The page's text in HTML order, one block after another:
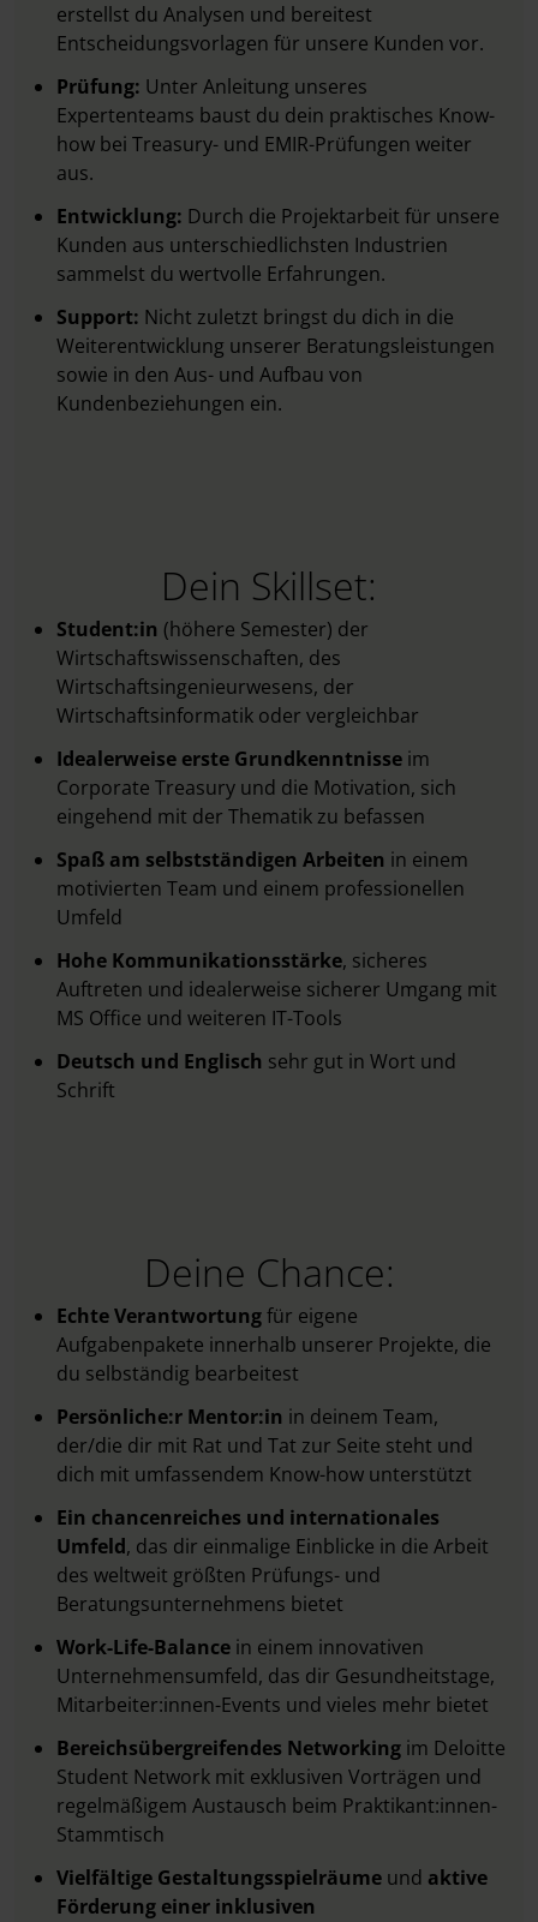
erstellst du Analysen und bereitest
Entscheidungsvorlagen für unsere Kunden vor.
Prüfung: Unter Anleitung unseres
Expertenteams baust du dein praktisches Know-
how bei Treasury- und EMIR-Prüfungen weiter
aus.
Entwicklung: Durch die Projektarbeit für unsere
Kunden aus unterschiedlichsten Industrien
sammelst du wertvolle Erfahrungen.
Support: Nicht zuletzt bringst du dich in die
Weiterentwicklung unserer Beratungsleistungen
sowie in den Aus- und Aufbau von
Kundenbeziehungen ein.
Dein Skillset:
Student:in (höhere Semester) der
Wirtschaftswissenschaften, des
Wirtschaftsingenieurwesens, der
Wirtschaftsinformatik oder vergleichbar
Idealerweise erste Grundkenntnisse im
Corporate Treasury und die Motivation, sich
eingehend mit der Thematik zu befassen
Spaß am selbstständigen Arbeiten in einem
motivierten Team und einem professionellen
Umfeld
Hohe Kommunikationsstärke, sicheres
Auftreten und idealerweise sicherer Umgang mit
MS Office und weiteren IT-Tools
Deutsch und Englisch sehr gut in Wort und
Schrift
Deine Chance:
Echte Verantwortungfür eigene
Aufgabenpakete innerhalb unserer Projekte, die
du selbständig bearbeitest
Persönliche:r Mentor:in in deinem Team,
der/die dir mit Rat und Tat zur Seite steht und
dich mit umfassendem Know-how unterstützt
Ein chancenreiches und internationales
Umfeld, das dir einmalige Einblicke in die Arbeit
des weltweit größten Prüfungs- und
Beratungsunternehmens bietet
Work-Life-Balance in einem innovativen
Unternehmensumfeld, das dir Gesundheitstage,
Mitarbeiter:innen-Events und vieles mehr bietet
Bereichsübergreifendes Networking im Deloitte
Student Network mit exklusiven Vorträgen und
regelmäßigem Austausch beim Praktikant:innen-
Stammtisch
Vielfältige Gestaltungsspielräume und aktive
Förderung einer inklusiven